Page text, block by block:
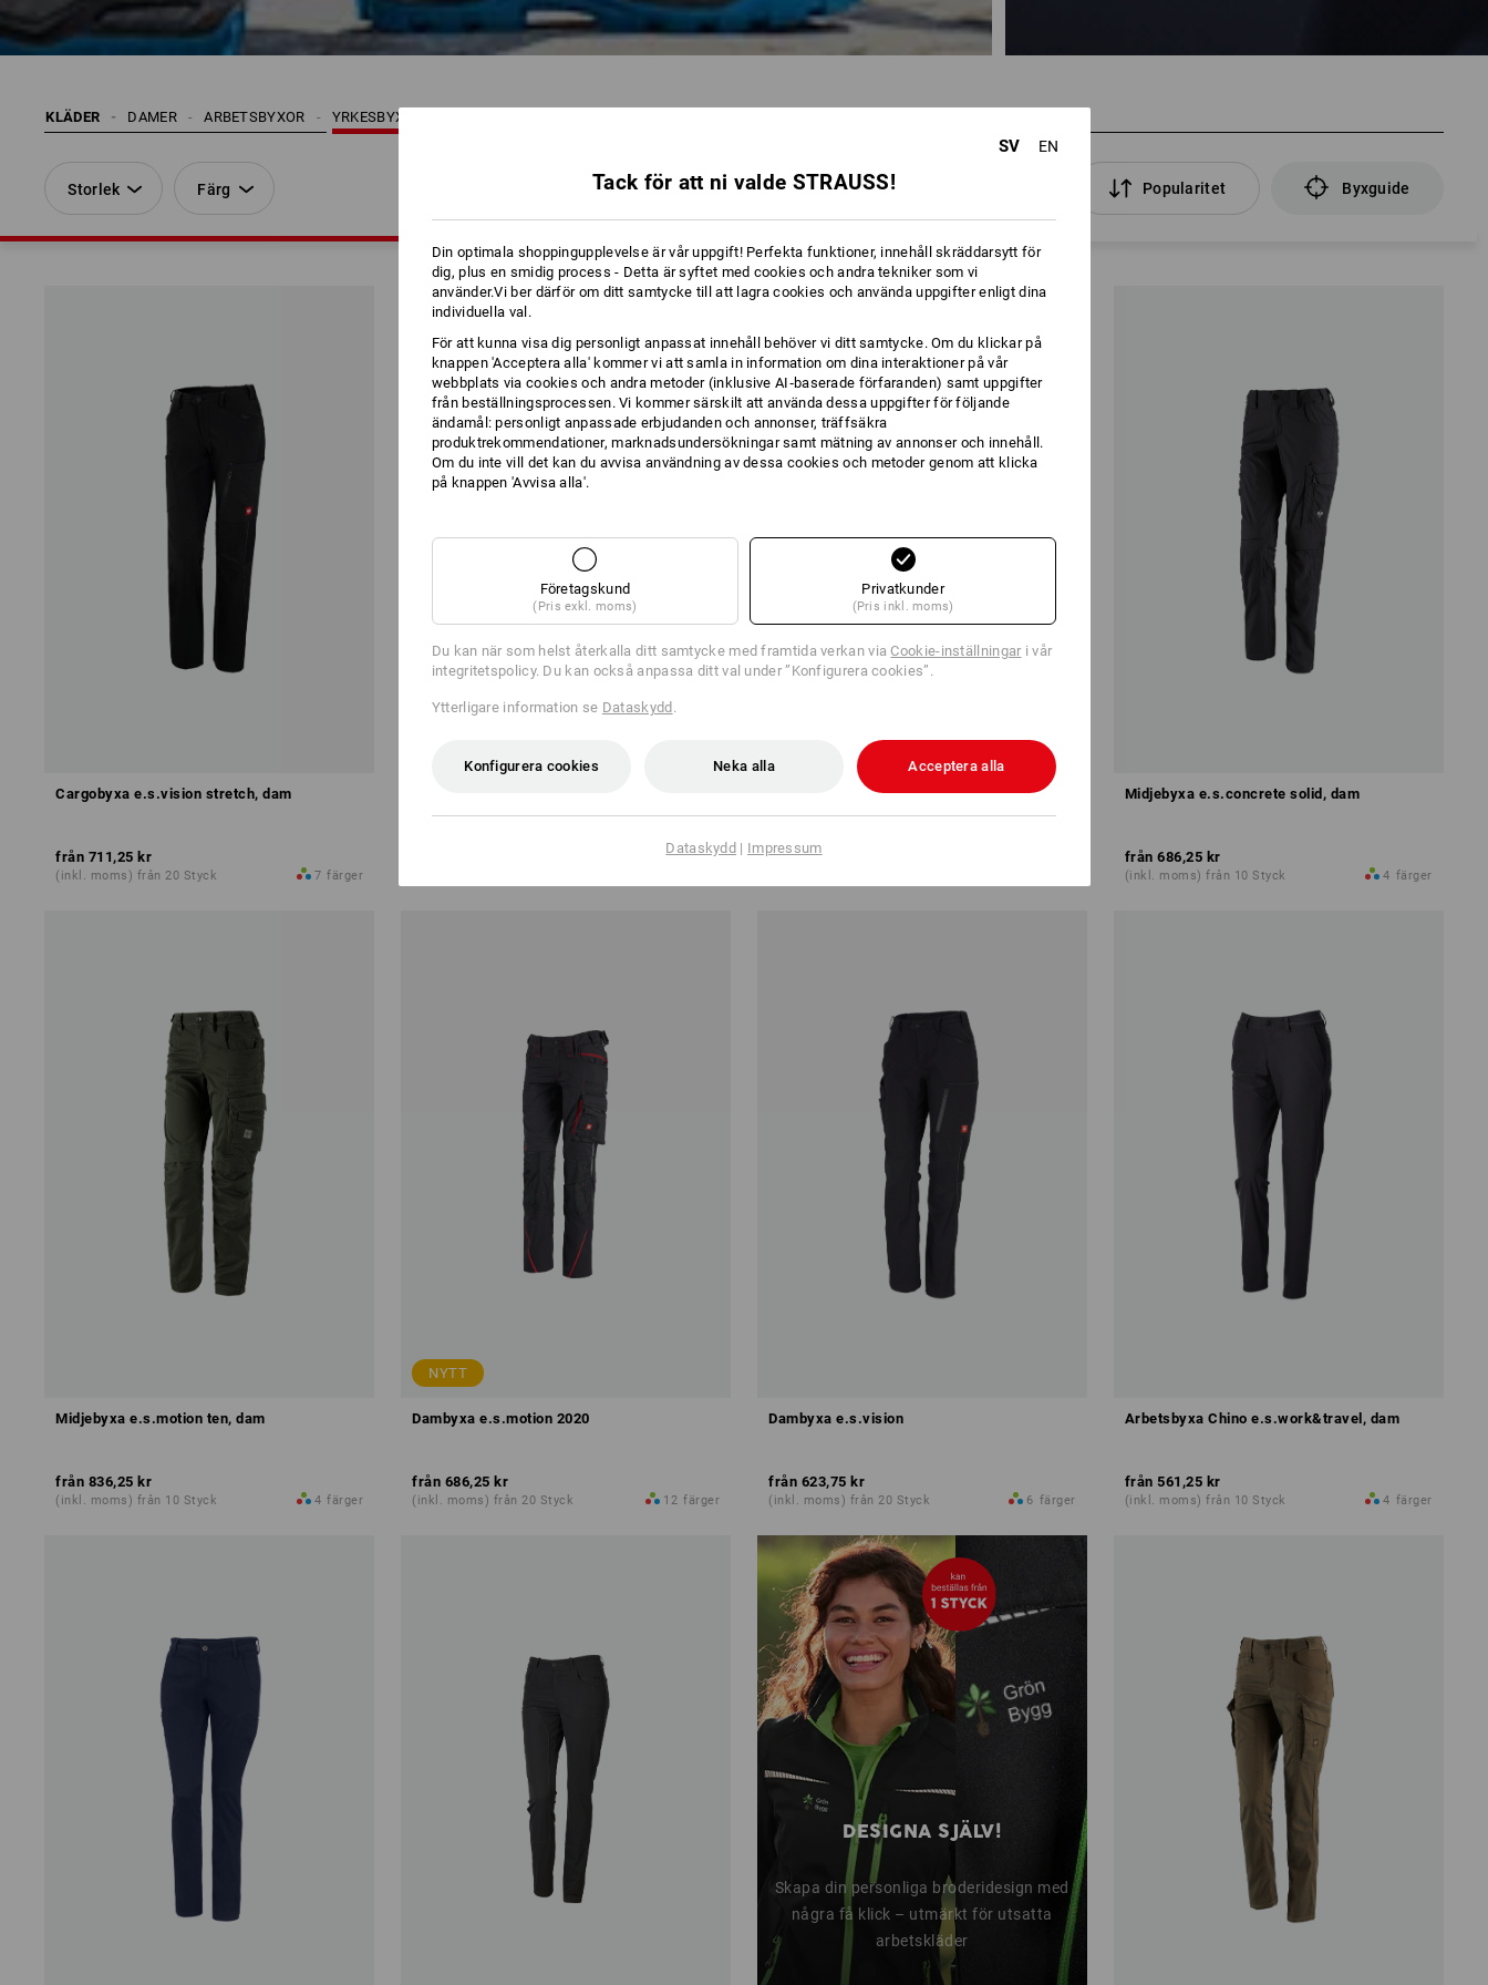
KLÄDER YRKESBYXOR
ARBETSBYXOR
DAMER
Storlek Färg 35 Artiklar Popularitet Byxguide
Cargobyxa e.s.vision stretch, dam
från 711,25 kr
(inkl. moms) från 20 Styck 7 färger
Cargo worker-jeans e.s.concrete, dam
från 748,75 kr
Midjebyxa e.s.concrete solid, dam
från 686,25 kr
(inkl. moms) från 10 Styck 4 färger
Midjebyxa e.s.motion ten, dam
från 836,25 kr
(inkl. moms) från 10 Styck 4 färger
NYTT
Dambyxa e.s.motion 2020
från 686,25 kr
(inkl. moms) från 20 Styck 12 färger
Dambyxa e.s.vision
från 623,75 kr
(inkl. moms) från 20 Styck 6 färger
Arbetsbyxa Chino e.s.work&travel, dam
från 561,25 kr
(inkl. moms) från 10 Styck 4 färger
DESIGNA SJÄLV!
Skapa din personliga broderidesign med
några få klick – utmärkt för utsatta
arbetskläder
SV EN
Tack för att ni valde STRAUSS!
Din optimala shoppingupplevelse är vår uppgift! Perfekta funktioner, innehåll skräddarsytt för
dig, plus en smidig process - Detta är syftet med cookies och andra tekniker som vi
använder.Vi ber därför om ditt samtycke till att lagra cookies och använda uppgifter enligt dina
individuella val.
För att kunna visa dig personligt anpassat innehåll behöver vi ditt samtycke. Om du klickar på
knappen 'Acceptera alla' kommer vi att samla in information om dina interaktioner på vår
webbplats via cookies och andra metoder (inklusive AI‑baserade förfaranden) samt uppgifter
från beställningsprocessen. Vi kommer särskilt att använda dessa uppgifter för följande
ändamål: personligt anpassade erbjudanden och annonser, träffsäkra
produktrekommendationer, marknadsundersökningar samt mätning av annonser och innehåll.
Om du inte vill det kan du avvisa användning av dessa cookies och metoder genom att klicka
på knappen 'Avvisa alla'.
Företagskund
(Pris exkl. moms)
Privatkunder
(Pris inkl. moms)
Du kan när som helst återkalla ditt samtycke med framtida verkan viaCookie-inställningar i vår
integritetspolicy. Du kan också anpassa ditt val under ”Konfigurera cookies”.
Ytterligare information se Dataskydd.
Konfigurera cookies Neka alla Acceptera alla
Dataskydd | Impressum